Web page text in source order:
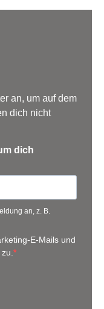
an, um auf dem
dich nicht
dich
an, z. B.
E-Mails und